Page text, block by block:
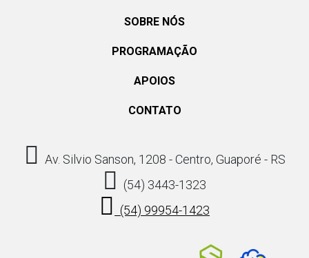
SOBRE NÓS
PROGRAMAÇÃO
APOIOS
CONTATO
Av. Silvio Sanson, 1208 - Centro, Guaporé - RS
(54) 3443-1323
(54) 99954-1423